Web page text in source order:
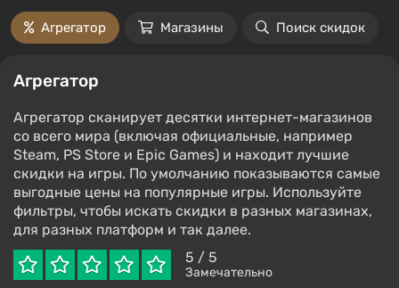
Агрегатор Магазины Поиск скидок
Агрегатор
Агрегатор сканирует десятки интернет-магазинов
со всего мира (включая официальные, например
Steam, PS Store и Epic Games) и находит лучшие
скидки на игры. По умолчанию показываются самые
выгодные цены на популярные игры. Используйте
фильтры, чтобы искать скидки в разных магазинах,
для разных платформ и так далее.
5 / 5
Замечательно